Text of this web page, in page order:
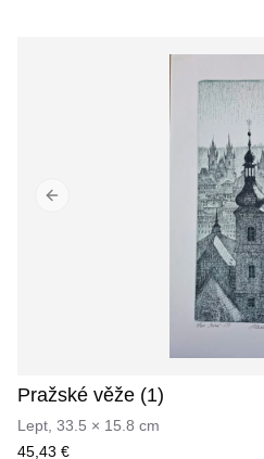
Pražské věže (1)
Lept, 33.5 × 15.8 cm
45,43 €
Previous slide